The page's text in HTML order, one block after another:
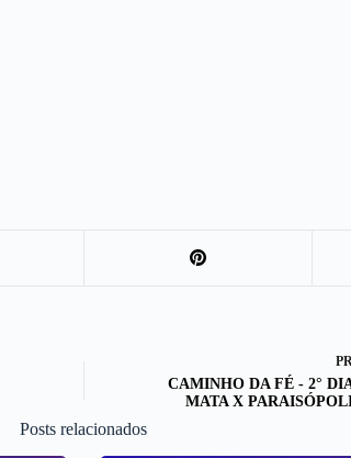
CAMINHO DA FÉ - 2°
MATA X
Posts relacionados